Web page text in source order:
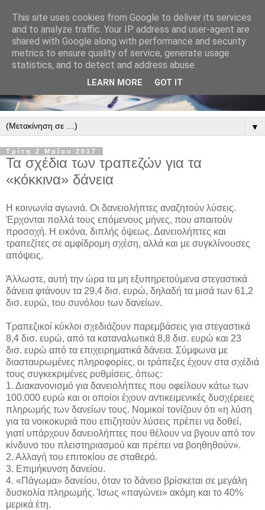
▼
Τρίτη 2 Μαΐου 2017
Τα σχέδια των τραπεζών για τα
«κόκκινα» δάνεια
Η κοινωνία αγωνιά. Οι δανειολήπτες αναζητούν λύσεις.
Έρχονται πολλά τους επόμενους μήνες, που απαιτούν
προσοχή. Η εικόνα, διπλής όψεως. Δανειολήπτες και
τραπεζίτες σε αμφίδρομη σχέση, αλλά και με συγκλίνουσες
απόψεις.
Άλλωστε, αυτή την ώρα τα μη εξυπηρετούμενα στεγαστικά
δάνεια φτάνουν τα 29,4 δισ. ευρώ, δηλαδή τα μισά των 61,2
δισ. ευρώ, του συνόλου των δανείων.
Τραπεζικοί κύκλοι σχεδιάζουν παρεμβάσεις για στεγαστικά
8,4 δισ. ευρώ, από τα καταναλωτικά 8,8 δισ. ευρώ και 23
δισ. ευρώ από τα επιχειρηματικά δάνεια. Σύμφωνα με
διασταυρωμένες πληροφορίες, οι τράπεζες έχουν στα σχέδιά
τους συγκεκριμένες ρυθμίσεις, όπως:
1. Διακανονισμό για δανειολήπτες που οφείλουν κάτω των
100.000 ευρώ και οι οποίοι έχουν αντικειμενικές δυσχέρειες
πληρωμής των δανείων τους. Νομικοί τονίζουν ότι «η λύση
για τα νοικοκυριά που επιζητούν λύσεις πρέπει να δοθεί,
γιατί υπάρχουν δανειολήπτες που θέλουν να βγουν από τον
κίνδυνο του πλειστηριασμού και πρέπει να βοηθηθούν».
2. Αλλαγή του επιτοκίου σε σταθερό.
3. Επιμήκυνση δανείου.
4. «Πάγωμα» δανείου, όταν το δάνειο βρίσκεται σε μεγάλη
δυσκολία πληρωμής. Ίσως «παγώνει» ακόμη και το 40%
μερικά έτη.
This site uses cookies from Google to deliver its services
and to analyze traffic. Your IP address and user-agent are
shared with Google along with performance and security
metrics to ensure quality of service, generate usage
statistics, and to detect and address abuse.
LEARN MORE GOT IT